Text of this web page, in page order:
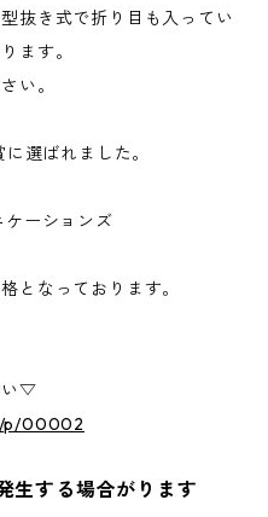
抜き式で折り目も入ってい
ます。
い。
選ばれました。
ーションズ
となっております。
い▽
p/00002
生する場合がります